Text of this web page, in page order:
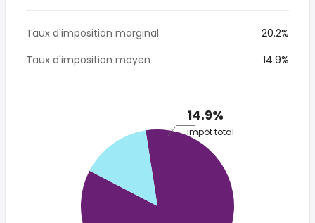
Taux d'imposition marginal
20.2%
Taux d'imposition moyen
14.9%
14.9%
Impôt total